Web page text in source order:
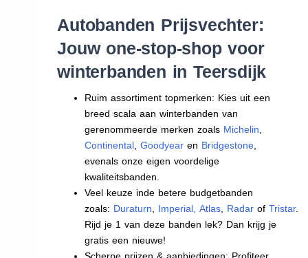
Autobanden Prijsvechter:
Jouw one-stop-shop voor
winterbanden in Teersdijk
Ruim assortiment topmerken: Kies uit een
breed scala aan winterbanden van
gerenommeerde merken zoals Michelin
Continental ,Goodyear en Bridgestone
evenals onze eigen voordelige
kwaliteitsbanden.
Veel keuze inde betere budgetbanden
zoals: Duraturn Imperial Atlas Radar ofTristar.
Rijd je 1 van deze banden lek? Dan krijg je
gratis een nieuwe!